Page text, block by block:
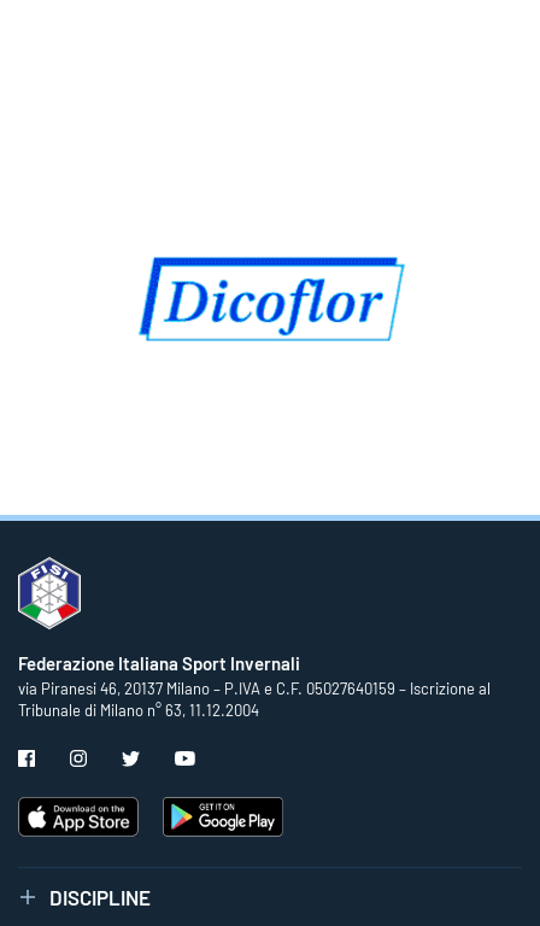
Federazione Italiana Sport Invernali
via Piranesi 46, 20137 Milano – P.IVA e C.F. 05027640159 – Iscrizione al
Tribunale di Milano n° 63, 11.12.2004
DISCIPLINE